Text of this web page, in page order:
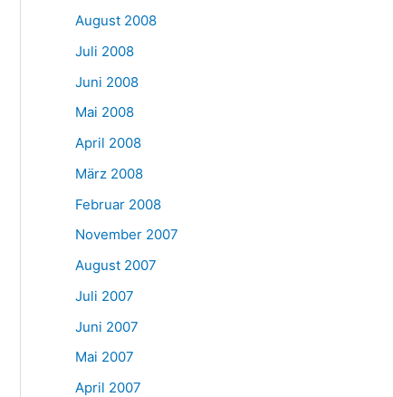
August 2008
Juli 2008
Juni 2008
Mai 2008
April 2008
März 2008
Februar 2008
November 2007
August 2007
Juli 2007
Juni 2007
Mai 2007
April 2007